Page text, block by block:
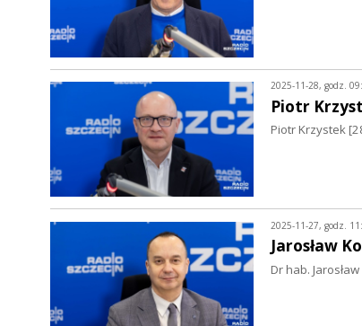
2025-11-28, godz.
Piotr
Piotr Krzystek
2025-11-27, godz.
Jarosław
Dr hab.